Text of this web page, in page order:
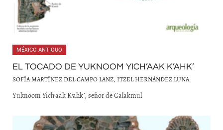
MÉXICO ANTIGUO
EL TOCADO DE YUKNOOM YICH’AAK K’AHK’
SOFÍA MARTÍNEZ DEL CAMPO LANZ, ITZEL HERNÁNDEZ LUNA
Yuknoom Yich’aak K’ahk’, señor de Calakmul